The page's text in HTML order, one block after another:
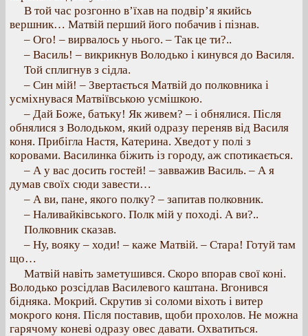
В той час розгонно в’їхав на подвір’я якийсь
вершник… Матвій перший його побачив і пізнав.
– Ого! – вирвалось у нього. – Так це ти?..
– Василь! – викрикнув Володько і кинувся до Василя.
Той сплигнув з сідла.
– Син мій! – Звертається Матвій до полковника і
усміхнувася Матвіївською усмішкою.
– Дай Боже, батьку! Як живем? – і обнялися. Після
обнялися з Володьком, який одразу переняв від Василя
коня. Прибігла Настя, Катерина. Хведот у полі з
коровами. Василинка біжить із городу, аж спотикається.
– А у вас досить гостей! – завважив Василь. – А я
думав своїх сюди завести…
– А ви, пане, якого полку? – запитав полковник.
– Наливайківського. Полк мій у поході. А ви?..
Полковник сказав.
– Ну, вояку – ходи! – каже Матвій. – Стара! Готуй там
що…
Матвій навіть заметушився. Скоро впорав свої коні.
Володько розсідлав Василевого каштана. Вгонився
бідняка. Мокрий. Скрутив зі соломи віхоть і витер
мокрого коня. Після поставив, щоби прохолов. Не можна
гарячому коневі одразу овес давати. Охватиться.